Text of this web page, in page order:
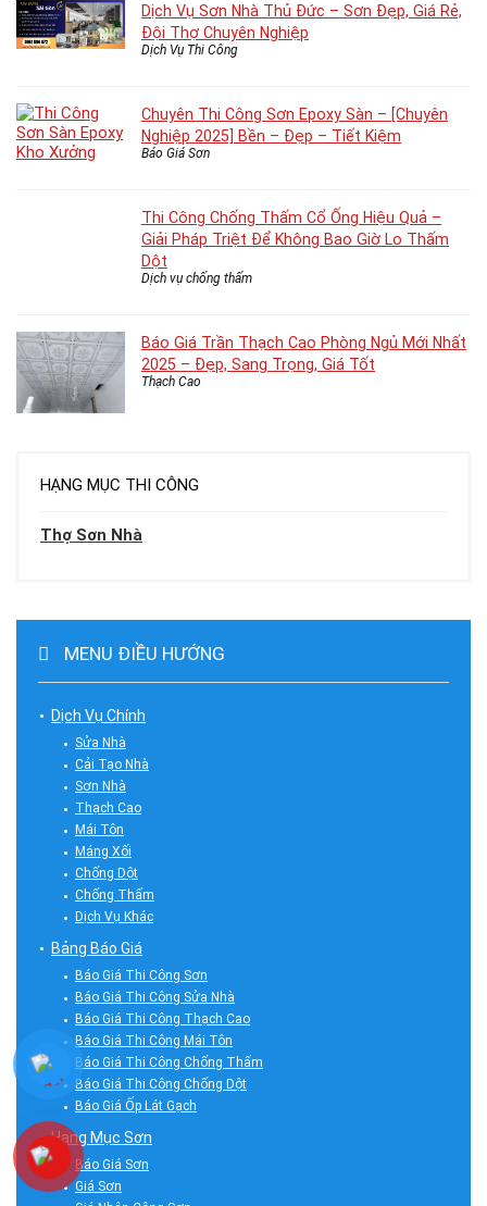
Dịch Vụ Sơn Nhà Thủ Đức – Sơn Đẹp, Giá Rẻ,
Đội Thợ Chuyên Nghiệp
Dịch Vụ Thi Công
Chuyên Thi Công Sơn Epoxy Sàn – [Chuyên
Nghiệp 2025] Bền – Đẹp – Tiết Kiệm
Báo Giá Sơn
Thi Công Chống Thấm Cổ Ống Hiệu Quả –
Giải Pháp Triệt Để Không Bao Giờ Lo Thấm
Dột
Dịch vụ chống thấm
Báo Giá Trần Thạch Cao Phòng Ngủ Mới Nhất
2025 – Đẹp, Sang Trọng, Giá Tốt
Thạch Cao
HẠNG MỤC THI CÔNG
Thợ Sơn Nhà
MENU ĐIỀU HƯỚNG
Dịch Vụ Chính
Sửa Nhà
Cải Tạo Nhà
Sơn Nhà
Thạch Cao
Mái Tôn
Máng Xối
Chống Dột
Chống Thấm
Dịch Vụ Khác
Bảng Báo Giá
Báo Giá Thi Công Sơn
Báo Giá Thi Công Sửa Nhà
Báo Giá Thi Công Thạch Cao
Báo Giá Thi Công Mái Tôn
Báo Giá Thi Công Chống Thấm
Báo Giá Thi Công Chống Dột
Báo Giá Ốp Lát Gạch
Hạng Mục Sơn
Báo Giá Sơn
Giá Sơn